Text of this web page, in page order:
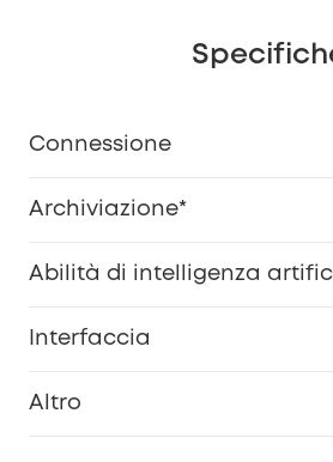
Connessione
Archiviazione*
Abilità di intelligenza
Interfaccia
Altro